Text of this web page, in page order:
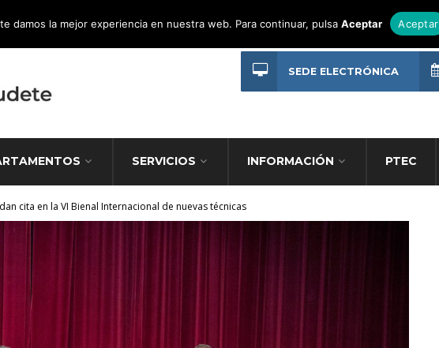
SERVICIOS INFORMACIÓN PTEC
SEDE ELECTRÓNICA
cita en la VI Bienal Internacional de nuevas técnicas
damos la mejor experiencia en nuestra web. Para continuar, pulsaAceptar Aceptar